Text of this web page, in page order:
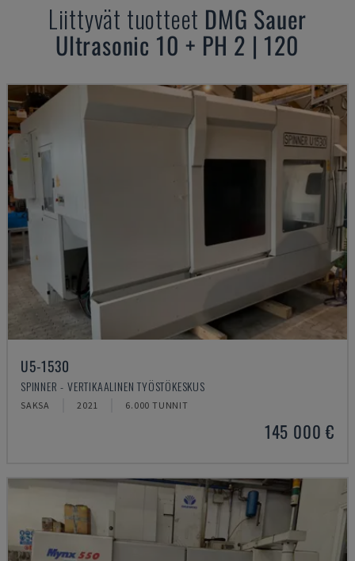
Liittyvät tuotteet DMG Sauer
Ultrasonic 10 + PH 2 | 120
U5-1530
SPINNER - VERTIKAALINEN TYÖSTÖKESKUS
SAKSA 2021 6.000 TUNNIT
145 000 €